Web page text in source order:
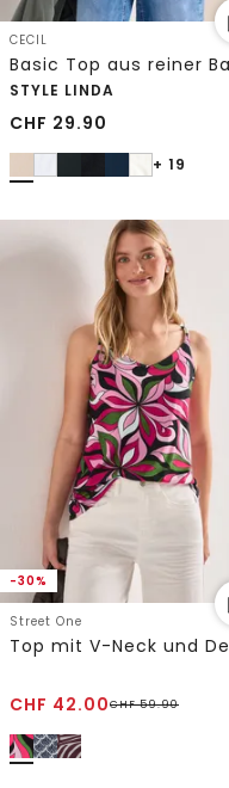
CECIL
STYLE LINDA
CHF 29.90
+ 19
-30%
Street One
CHF 42.00CHF59.90